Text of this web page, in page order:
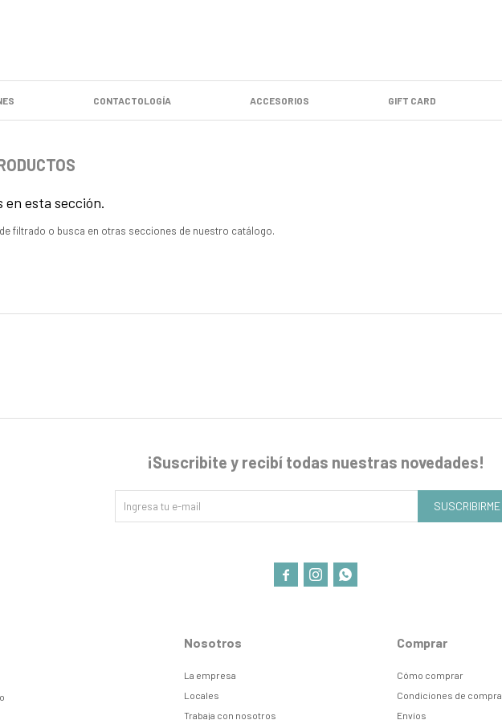
CONTACTOLOGÍA ACCESORIOS GIFT CARD
en esta sección.
filtrado o busca en otras secciones de nuestro catálogo.
Nosotros
La empresa
Locales
Trabaja con nosotros
Comprar
Cómo comprar
Condiciones de compra
Envíos
¡Suscribite y recibí todas nuestras novedades!
SUSCRIBIRME
  